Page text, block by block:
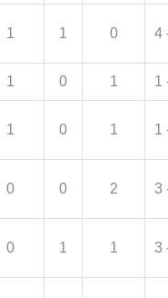
1 1 0 4
1 0 1 1
1 0 1 1
0 0 2 3
0 1 1 3